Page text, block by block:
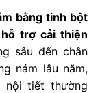
bằng tinh bột
trợ cải thiện
sâu đến chân
nám lâu năm,
nội tiết thường